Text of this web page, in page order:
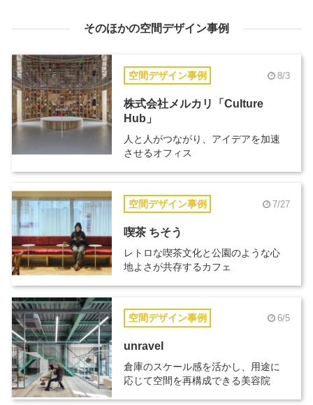
そのほかの空間デザイン事例
空間デザイン事例 8/3
株式会社メルカリ「Culture
Hub」
人と人がつながり、アイデアを加速
させるオフィス
空間デザイン事例 7/27
喫茶 ちそう
レトロな喫茶文化と公園のような心
地よさが共存するカフェ
空間デザイン事例 6/5
unravel
倉庫のスケール感を活かし、用途に
応じて空間を再構成できる美容院